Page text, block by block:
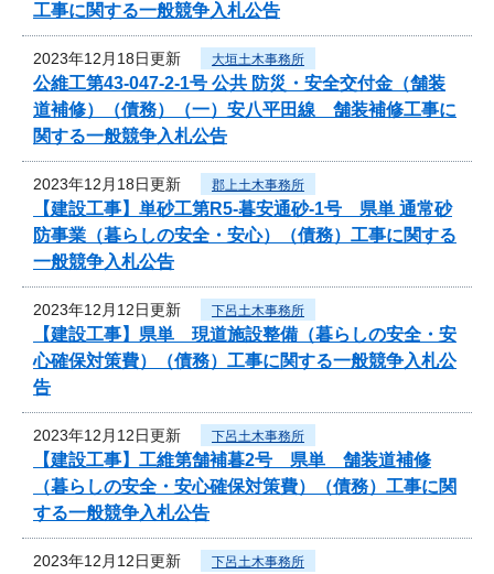
工事に関する一般競争入札公告
2023年12月18日更新 大垣土木事務所
公維工第43-047-2-1号 公共 防災・安全交付金（舗装
道補修）（債務）（一）安八平田線 舗装補修工事に
関する一般競争入札公告
2023年12月18日更新 郡上土木事務所
【建設工事】単砂工第R5-暮安通砂-1号 県単 通常砂
防事業（暮らしの安全・安心）（債務）工事に関する
一般競争入札公告
2023年12月12日更新 下呂土木事務所
【建設工事】県単 現道施設整備（暮らしの安全・安
心確保対策費）（債務）工事に関する一般競争入札公
告
2023年12月12日更新 下呂土木事務所
【建設工事】工維第舗補暮2号 県単 舗装道補修
（暮らしの安全・安心確保対策費）（債務）工事に関
する一般競争入札公告
2023年12月12日更新 下呂土木事務所